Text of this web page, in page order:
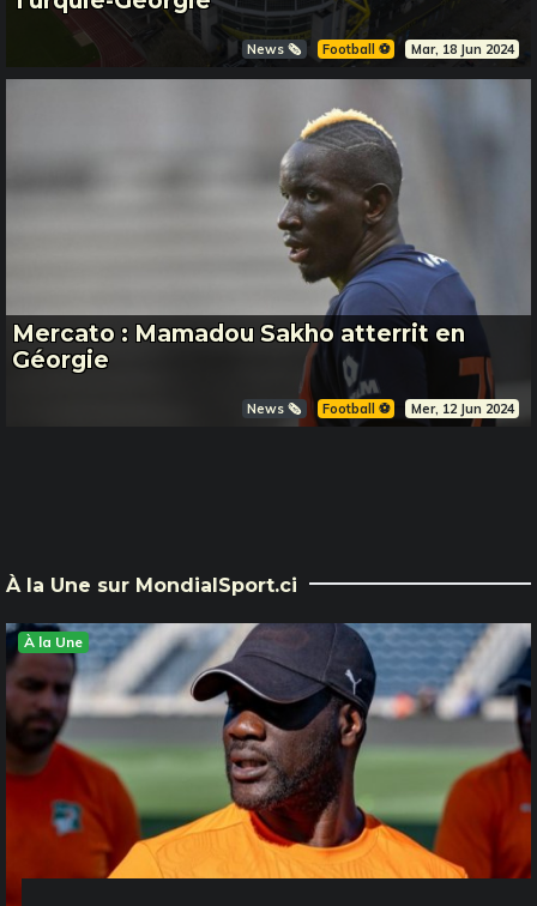
News 🗞️ Football ⚽️ Mar, 18 Jun 2024
Mercato : Mamadou Sakho atterrit en
Géorgie
News 🗞️ Football ⚽️ Mer, 12 Jun 2024
À la Une sur MondialSport.ci
À la Une